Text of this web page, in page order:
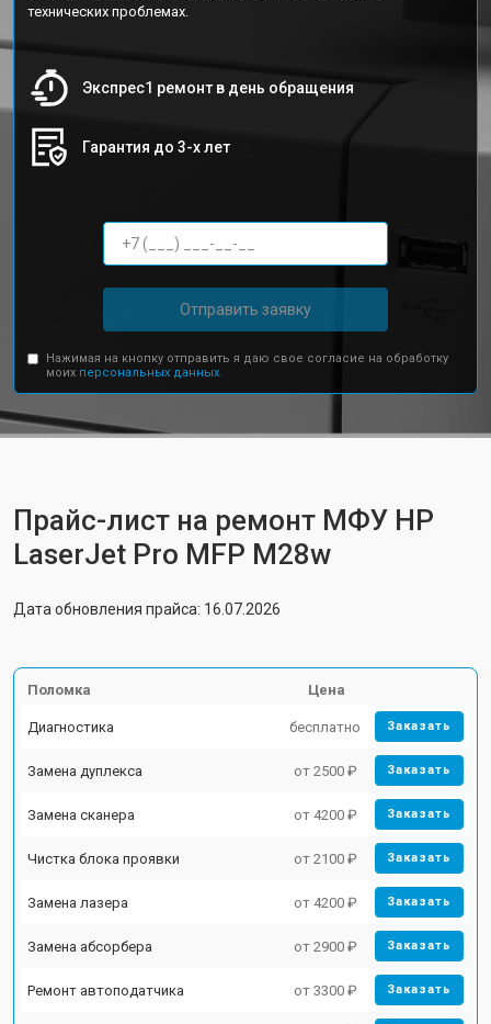
технических проблемах.
Экспрес1 ремонт в день обращения
Гарантия до 3-х лет
Отправить заявку
Нажимая на кнопку отправить я даю свое согласие на обработку
моих персональных данных.
Прайс-лист на ремонт МФУ HP
LaserJet Pro MFP M28w
Дата обновления прайса: 16.07.2026
Поломка Цена
Диагностика бесплатно Заказать
Замена дуплекса от 2500 ₽ Заказать
Замена сканера от 4200 ₽ Заказать
Чистка блока проявки от 2100 ₽ Заказать
Замена лазера от 4200 ₽ Заказать
Замена абсорбера от 2900 ₽ Заказать
Ремонт автоподатчика от 3300 ₽ Заказать